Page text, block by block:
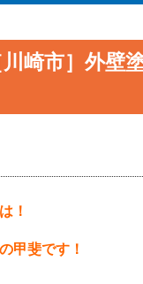
崎市］外壁
！
甲斐です！